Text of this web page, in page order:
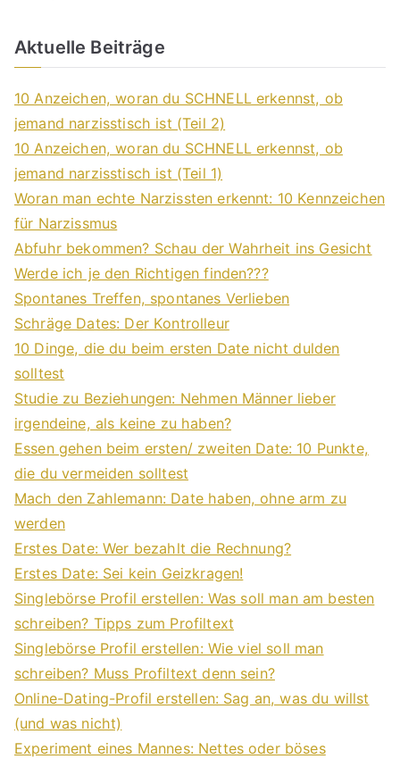
Aktuelle Beiträge
10 Anzeichen, woran du SCHNELL erkennst, ob
jemand narzisstisch ist (Teil 2)
10 Anzeichen, woran du SCHNELL erkennst, ob
jemand narzisstisch ist (Teil 1)
Woran man echte Narzissten erkennt: 10 Kennzeichen
für Narzissmus
Abfuhr bekommen? Schau der Wahrheit ins Gesicht
Werde ich je den Richtigen finden???
Spontanes Treffen, spontanes Verlieben
Schräge Dates: Der Kontrolleur
10 Dinge, die du beim ersten Date nicht dulden
solltest
Studie zu Beziehungen: Nehmen Männer lieber
irgendeine, als keine zu haben?
Essen gehen beim ersten/ zweiten Date: 10 Punkte,
die du vermeiden solltest
Mach den Zahlemann: Date haben, ohne arm zu
werden
Erstes Date: Wer bezahlt die Rechnung?
Erstes Date: Sei kein Geizkragen!
Singlebörse Profil erstellen: Was soll man am besten
schreiben? Tipps zum Profiltext
Singlebörse Profil erstellen: Wie viel soll man
schreiben? Muss Profiltext denn sein?
Online-Dating-Profil erstellen: Sag an, was du willst
(und was nicht)
Experiment eines Mannes: Nettes oder böses